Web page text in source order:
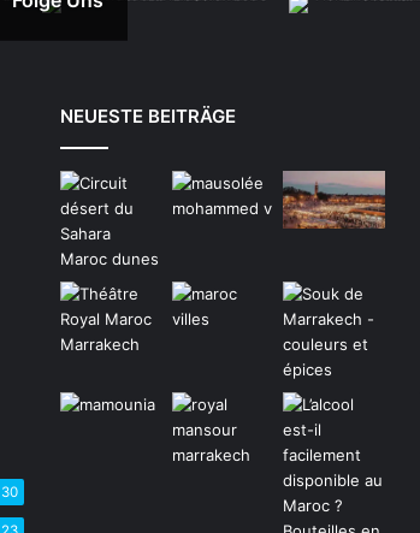
30
NEUESTE BEITRÄGE